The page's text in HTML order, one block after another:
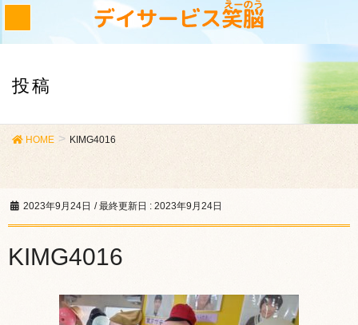
投稿
HOME KIMG4016
2023年9月24日 / 最終更新日 : 2023年9月24日
KIMG4016